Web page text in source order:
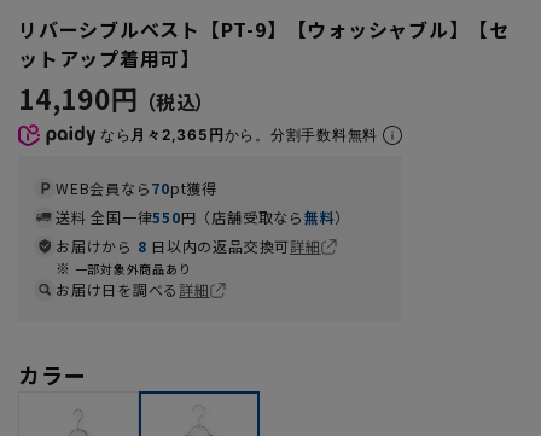
リバーシブルベスト【PT-9】【ウォッシャブル】【セ
ットアップ着用可】
14,190円
なら 月々2,365円から。分割手数料無料
WEB会員なら70pt獲得
送料 全国一律550円（店舗受取なら無料）
お届けから 8 日以内の返品交換可詳細
一部対象外商品あり
お届け日を調べる詳細
カラー